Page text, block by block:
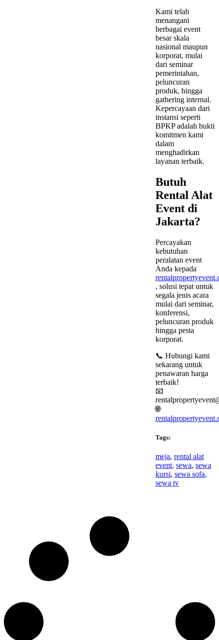
Kami telah
menangani
berbagai event
besar skala
nasional maupun
korporat, mulai
dari seminar
pemerintahan,
peluncuran
produk, hingga
gathering internal.
Kepercayaan dari
instansi seperti
BPKP adalah bukti
komitmen kami
dalam
menghadirkan
layanan terbaik.
Butuh
Rental Alat
Event di
Jakarta?
Percayakan
kebutuhan
peralatan event
Anda kepada
, solusi tepat untuk
segala jenis acara
mulai dari seminar,
konferensi,
peluncuran produk
hingga pesta
korporat.
📞 Hubungi kami
sekarang untuk
penawaran harga
terbaik!
📧
🌐
Tags:
meja, rental alat
event, sewa, sewa
kursi, sewa sofa,
sewa tv